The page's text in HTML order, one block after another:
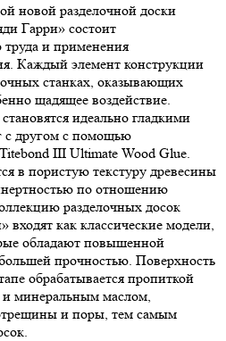
новой разделочной доски
Гарри» состоит
труда и применения
Каждый элемент конструкции
станках, оказывающих
щадящее воздействие.
идеально гладкими
с другом с помощью
III Ultimate Wood Glue.
в пористую текстуру древесины
по отношению
разделочных досок
входят как классические модели,
обладают повышенной
прочностью. Поверхность
обрабатывается пропиткой
и минеральным маслом,
и поры, тем самым